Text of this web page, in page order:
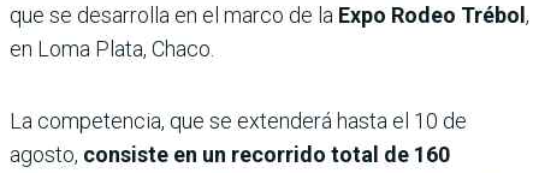
que se desarrolla en el marco de la Expo Rodeo Trébol,
en Loma Plata, Chaco.
La competencia, que se extenderá hasta el 10 de
agosto, consiste en un recorrido total de 160